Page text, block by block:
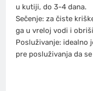
u kutiji, do 3-4 dana.
Sečenje: za čiste
ga u vreloj vodi i
Posluživanje: idealno
pre posluživanja da